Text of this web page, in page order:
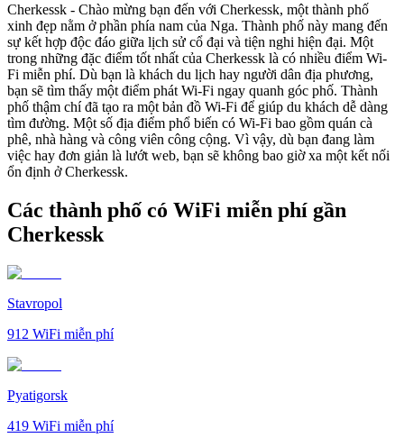
Cherkessk - Chào mừng bạn đến với Cherkessk, một thành phố
xinh đẹp nằm ở phần phía nam của Nga. Thành phố này mang đến
sự kết hợp độc đáo giữa lịch sử cổ đại và tiện nghi hiện đại. Một
trong những đặc điểm tốt nhất của Cherkessk là có nhiều điểm Wi-
Fi miễn phí. Dù bạn là khách du lịch hay người dân địa phương,
bạn sẽ tìm thấy một điểm phát Wi-Fi ngay quanh góc phố. Thành
phố thậm chí đã tạo ra một bản đồ Wi-Fi để giúp du khách dễ dàng
tìm đường. Một số địa điểm phổ biến có Wi-Fi bao gồm quán cà
phê, nhà hàng và công viên công cộng. Vì vậy, dù bạn đang làm
việc hay đơn giản là lướt web, bạn sẽ không bao giờ xa một kết nối
ổn định ở Cherkessk.
Các thành phố có WiFi miễn phí gần
Cherkessk
Stavropol
912 WiFi miễn phí
Pyatigorsk
419 WiFi miễn phí